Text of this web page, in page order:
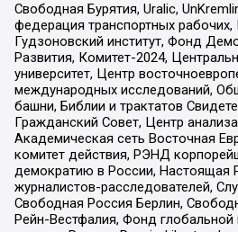
Свободная Бурятия, Uralic,
федерация транспортных
Гудзоновский институт, Фонд
Развития, Комитет-2024,
университет, Центр
международных исследований,
башни, Библии и трактатов
Гражданский Совет, Центр
Академическая сеть Восточная
комитет действия, РЭНД
демократию в России, Настоящая
журналистов-расследователей,
Свободная Россия Берлин,
Рейн-Вестфалия, Фонд